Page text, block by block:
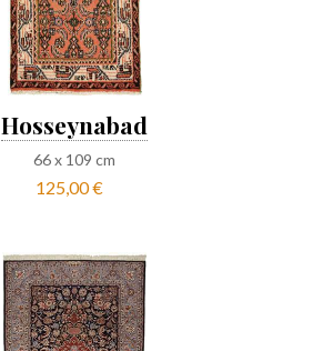
Hosseynabad
66x 109 cm
125,00 €